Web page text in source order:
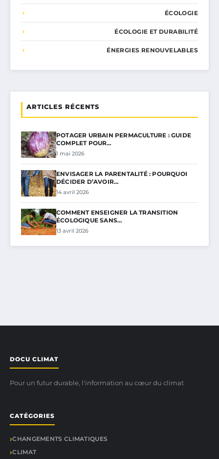
ÉCOLOGIE
ÉCOLOGIE ET DURABILITÉ
ÉNERGIES RENOUVELABLES
ARTICLES RÉCENTS
POTAGER URBAIN PERMACULTURE : GUIDE
COMPLET POUR…
1 mai 2026
ENVISAGER LA PARENTALITÉ : POURQUOI
DÉCIDER D’AVOIR…
14 avril 2026
COMMENT ENSEIGNER LA TRANSITION
ÉCOLOGIQUE SANS…
13 avril 2026
DOCU CLIMAT
Pour un futur durable, l'information au cœur du climat
CATÉGORIES
CHANGEMENTS CLIMATIQUES
CLIMAT